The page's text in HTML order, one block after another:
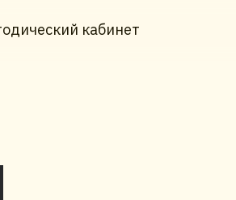
кабинет